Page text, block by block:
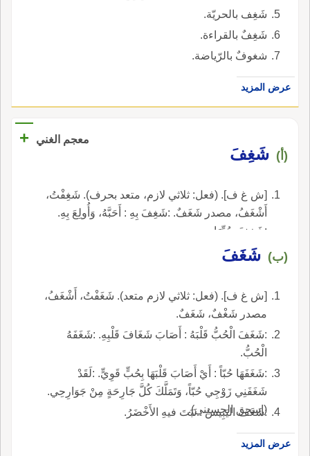
شَغِف بالحريّة.
شَغِفٌ بالقراءة.
شغوفٌ بالرّياضة.
عرض المزيد
معجم الغني +
(أ) شَغِفَ
[ش غ ف]. (فعل: ثلاثي لازم، متعد بحرف). شَغِفْتُ،
أَشْغَفُ، مصدر شَغَفٌ. :شَغِفَ بِهِ : أَحَبَّهُ، وَأُولِعَ بِهِ.
:شَغِفَ بِحُبِّهَا.
(ب) شَغَفَ
[ش غ ف]. (فعل: ثلاثي لازم متعد). شَغَفْتُ، أَشْغَفُ،
مصدر شَغْفٌ، شَغَفٌ.
:شَغَفَ الْحُبُّ قَلْبَهُ : أَصَابَ شَغَافَ قَلْبِهِ. :شَغَفَهُ
الْحُبُّ.
:شَغَفَهَا حُبّاً : أَيْ أَصَابَ قَلْبَهَا بِحُبٍّ قَوِيٍّ. :لَقَدْ
شَغَفَنِي زَوْجِي حُبّاً، وَتَمَلَّكَ كُلَّ جَارِحَةٍ مِنْ جَوَارِحِي.
(إسحق الحسيني).
:شَغَفَ اليَبِيسُ : نَبَتَ فيهِ الأَخْضَرُ.
عرض المزيد